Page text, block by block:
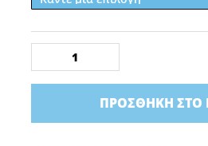
One
EVO
ποσότητα
ΠΡΟΣΘΉΚΗ ΣΤΟ